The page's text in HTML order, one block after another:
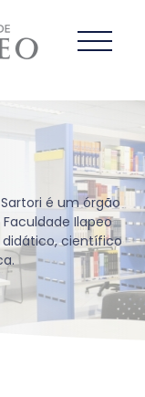
é um órgão
Ilapeo
científico